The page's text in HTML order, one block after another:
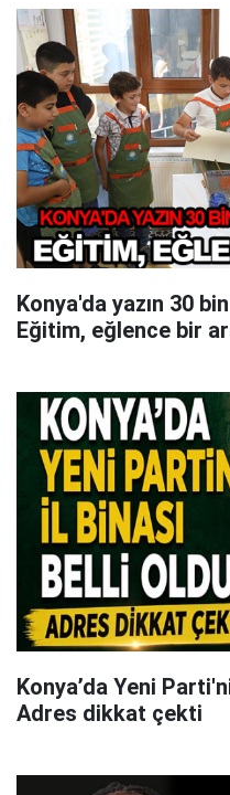
Konya'da yazın 30
Eğitim, eğlence bir
Konya’da Yeni
Adres dikkat çekti